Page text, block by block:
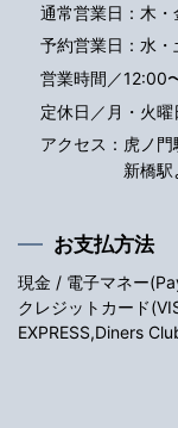
通常営業日：木・
予約営業日：水・
営業時間／12:00
定休日／月・火曜
アクセス： 虎ノ
新橋
お支払方法
現金 / 電子マネー
クレジットカード
EXPRESS,Diners